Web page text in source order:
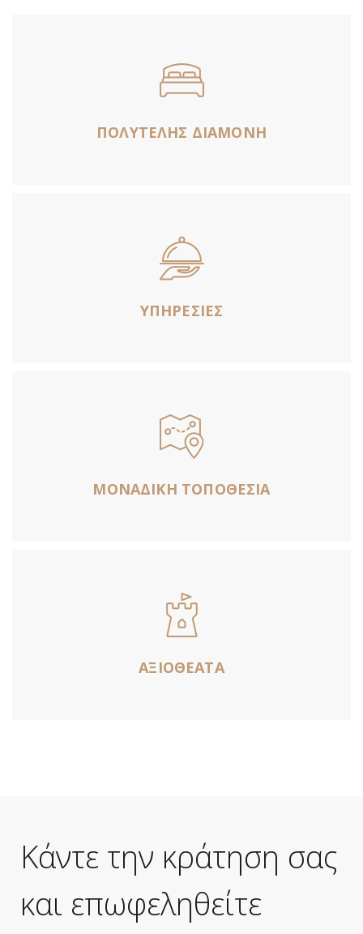
ΠΟΛΥΤΕΛΗΣ ΔΙΑΜΟΝΗ
ΥΠΗΡΕΣΙΕΣ
ΜΟΝΑΔΙΚΗ ΤΟΠΟΘΕΣΙΑ
ΑΞΙΟΘΕΑΤΑ
Κάντε την κράτηση σας
και επωφεληθείτε